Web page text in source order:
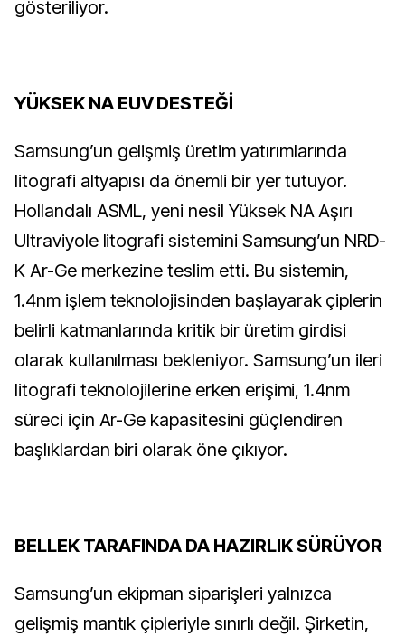
gösteriliyor.
YÜKSEK NA EUV DESTEĞİ
Samsung’un gelişmiş üretim yatırımlarında
litografi altyapısı da önemli bir yer tutuyor.
Hollandalı ASML, yeni nesil Yüksek NA Aşırı
Ultraviyole litografi sistemini Samsung’un NRD-
K Ar-Ge merkezine teslim etti. Bu sistemin,
1.4nm işlem teknolojisinden başlayarak çiplerin
belirli katmanlarında kritik bir üretim girdisi
olarak kullanılması bekleniyor. Samsung’un ileri
litografi teknolojilerine erken erişimi, 1.4nm
süreci için Ar-Ge kapasitesini güçlendiren
başlıklardan biri olarak öne çıkıyor.
BELLEK TARAFINDA DA HAZIRLIK SÜRÜYOR
Samsung’un ekipman siparişleri yalnızca
gelişmiş mantık çipleriyle sınırlı değil. Şirketin,